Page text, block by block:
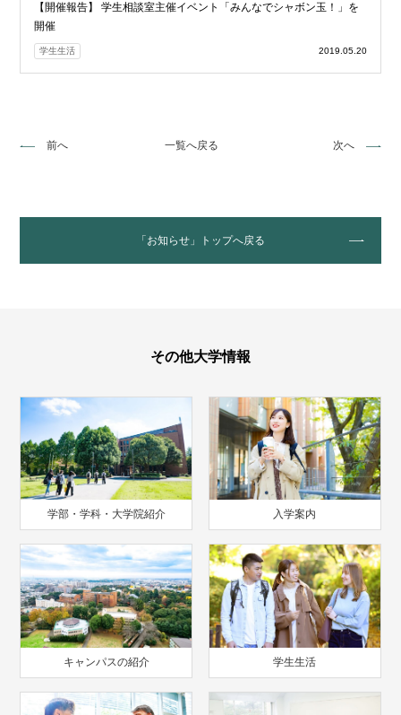
【開催報告】 学生相談室主催イベント「みんなでシャボン玉！」を
開催
学生生活 2019.05.20
前へ 一覧へ戻る 次へ
「お知らせ」トップへ戻る
その他大学情報
学部・学科・大学院紹介 入学案内
キャンパスの紹介 学生生活